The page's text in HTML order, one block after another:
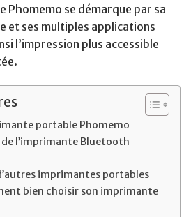
Phomemo se démarque par sa
et ses multiples applications
l’impression plus accessible
portable Phomemo
l’imprimante Bluetooth
imprimantes portables
bien choisir son imprimante